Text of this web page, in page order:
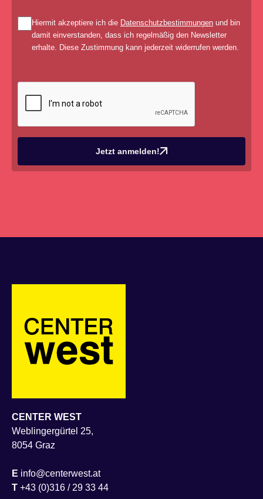
Hiermit akzeptiere ich die Datenschutzbestimmungen und bin
damit einverstanden, dass ich regelmäßig den Newsletter
erhalte. Diese Zustimmung kann jederzeit widerrufen werden.
Jetzt anmelden!
CENTER WEST
Weblingergürtel 25,
8054 Graz
E info@centerwest.at
T +43 (0)316 / 29 33 44